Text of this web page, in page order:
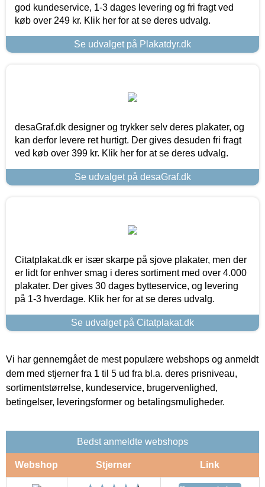
god kundeservice, 1-3 dages levering og fri fragt ved
køb over 249 kr. Klik her for at se deres udvalg.
Se udvalget på Plakatdyr.dk
desaGraf.dk designer og trykker selv deres plakater, og
kan derfor levere ret hurtigt. Der gives desuden fri fragt
ved køb over 399 kr. Klik her for at se deres udvalg.
Se udvalget på desaGraf.dk
Citatplakat.dk er især skarpe på sjove plakater, men der
er lidt for enhver smag i deres sortiment med over 4.000
plakater. Der gives 30 dages bytteservice, og levering
på 1-3 hverdage. Klik her for at se deres udvalg.
Se udvalget på Citatplakat.dk
Vi har gennemgået de mest populære webshops og anmeldt
dem med stjerner fra 1 til 5 ud fra bl.a. deres prisniveau,
sortimentstørrelse, kundeservice, brugervenlighed,
betingelser, leveringsformer og betalingsmuligheder.
Bedst anmeldte webshops
Webshop Stjerner Link